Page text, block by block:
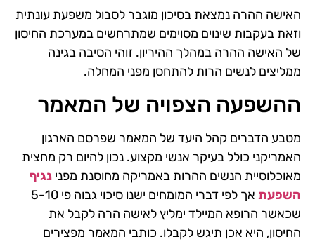
האישה ההרה נמצאת בסיכון מוגבר לסבול משפעת עונתית
וזאת בעקבות שינוים מסוימים שמתרחשים במערכת החיסון
של האישה ההרה במהלך ההיריון. זוהי הסיבה בגינה
ממליצים לנשים הרות להתחסן מפני המחלה.
ההשפעה הצפויה של המאמר
מטבע הדברים קהל היעד של המאמר שפרסם הארגון
האמריקני כולל בעיקר אנשי מקצוע. נכון להיום רק מחצית
מאוכלוסיית הנשים ההרות באמריקה מחוסנת מפני נגיף
השפעת
אך לפי דברי המומחים ישנו סיכוי גבוה פי 5-10
שכאשר הרופא המיילד ימליץ לאישה הרה לקבל את
החיסון, היא אכן תיגש לקבלו. כותבי המאמר מפצירים